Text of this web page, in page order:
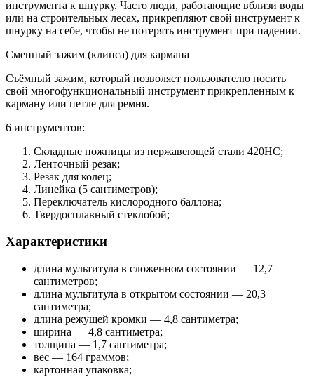
инструмента к шнурку. Часто люди, работающие вблизи воды
или на строительных лесах, прикрепляют свой инструмент к
шнурку на себе, чтобы не потерять инструмент при падении.
Сменный зажим (клипса) для кармана
Съёмный зажим, который позволяет пользователю носить
свой многофункциональный инструмент прикрепленным к
карману или петле для ремня.
6 инструментов:
Складные ножницы из нержавеющей стали 420HC;
Ленточный резак;
Резак для колец;
Линейка (5 сантиметров);
Переключатель кислородного баллона;
Твердосплавный стеклобой;
Характеристики
длина мультитула в сложенном состоянии — 12,7
сантиметров;
длина мультитула в открытом состоянии — 20,3
сантиметра;
длина режущей кромки — 4,8 сантиметра;
ширина — 4,8 сантиметра;
толщина — 1,7 сантиметра;
вес — 164 граммов;
картонная упаковка;